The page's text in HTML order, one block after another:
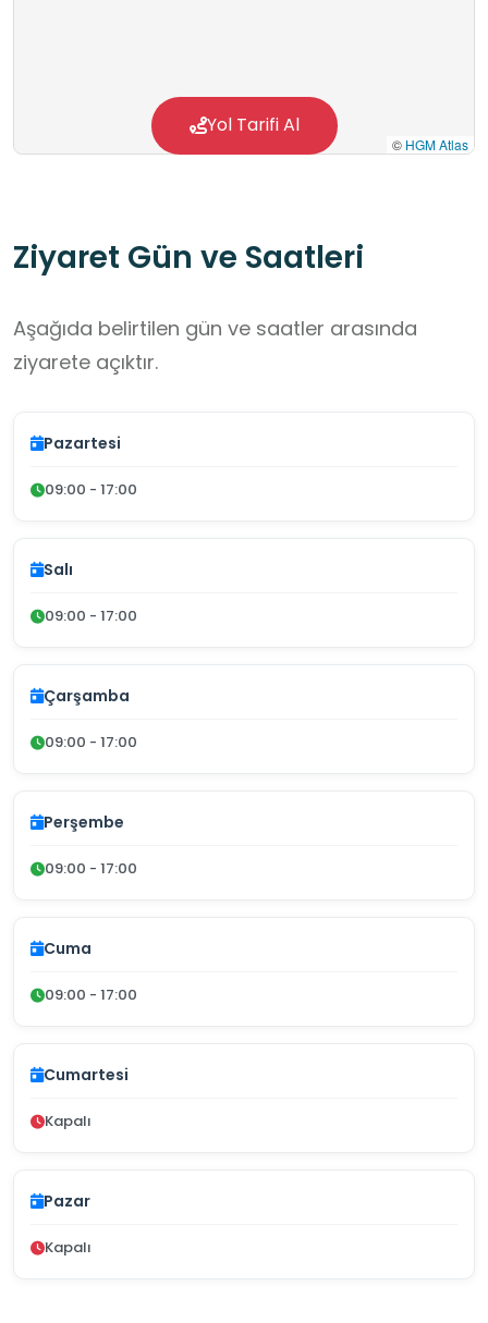
© HGM Atlas
Yol Tarifi Al
Ziyaret Gün ve Saatleri
Aşağıda belirtilen gün ve saatler arasında
ziyarete açıktır.
Pazartesi
09:00 - 17:00
Salı
09:00 - 17:00
Çarşamba
09:00 - 17:00
Perşembe
09:00 - 17:00
Cuma
09:00 - 17:00
Cumartesi
Kapalı
Pazar
Kapalı